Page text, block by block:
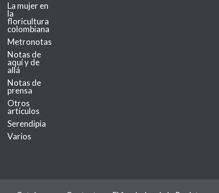
La mujer en
la
floricultura
colombiana
Metronotas
Notas de
aquí y de
allá
Notas de
prensa
Otros
artículos
Serendipia
Varios